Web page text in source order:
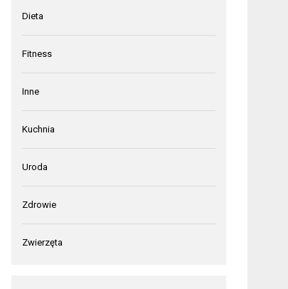
Dieta
Fitness
Inne
Kuchnia
Uroda
Zdrowie
Zwierzęta